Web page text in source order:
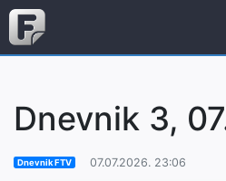
Dnevnik 3,
Dnevnik FTV 07.07.2026. 23:06